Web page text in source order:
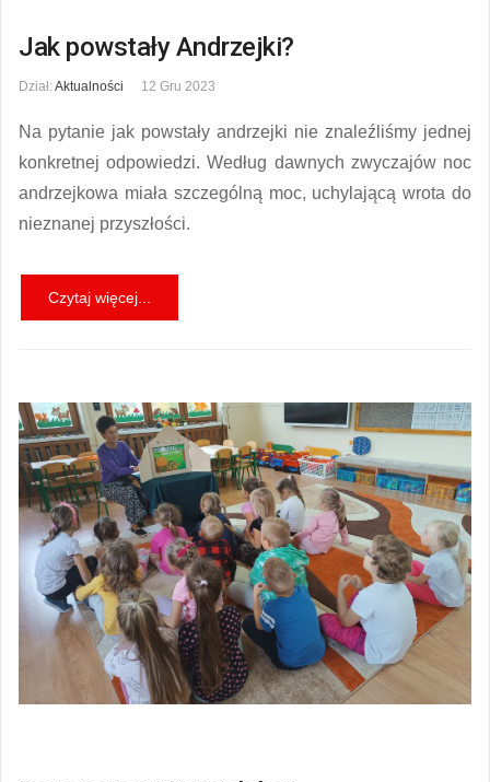
Jak powstały Andrzejki?
Dział:Aktualności 12 Gru 2023
Na pytanie jak powstały andrzejki nie znaleźliśmy jednej
konkretnej odpowiedzi. Według dawnych zwyczajów noc
andrzejkowa miała szczególną moc, uchylającą wrota do
nieznanej przyszłości.
Czytaj więcej...